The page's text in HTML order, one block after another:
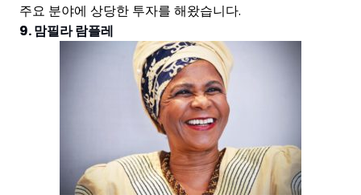
주요 분야에 상당한 투자를 해왔습니다.
9. 맘필라 람플레